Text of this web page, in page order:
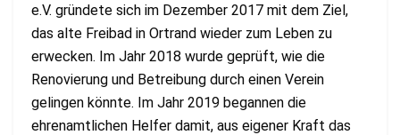
e.V. gründete sich im Dezember 2017 mit dem Ziel,
das alte Freibad in Ortrand wieder zum Leben zu
erwecken. Im Jahr 2018 wurde geprüft, wie die
Renovierung und Betreibung durch einen Verein
gelingen könnte. Im Jahr 2019 begannen die
ehrenamtlichen Helfer damit, aus eigener Kraft das